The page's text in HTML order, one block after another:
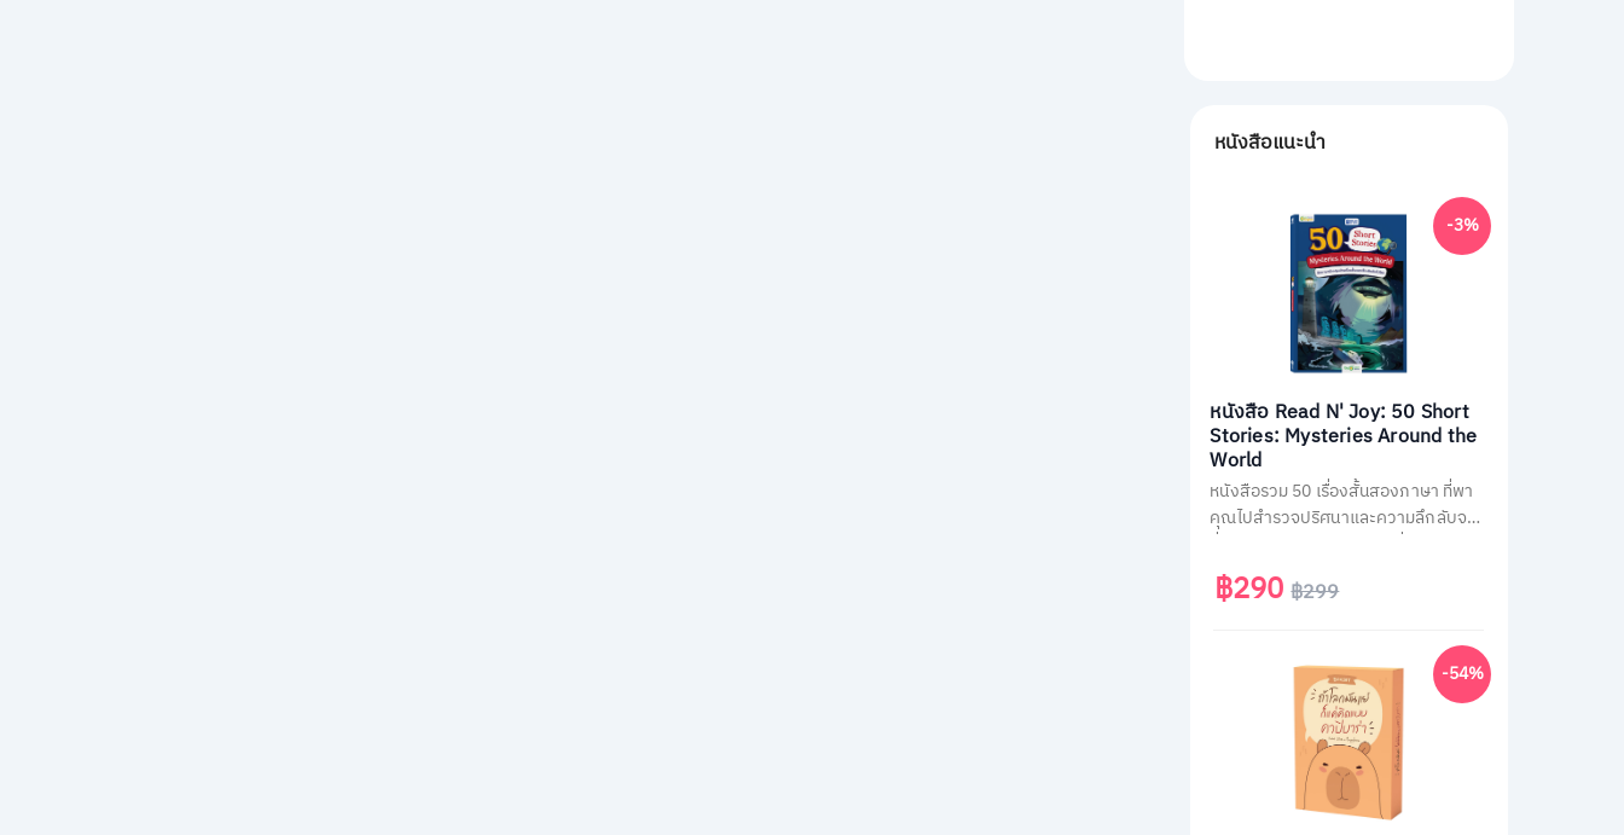
หนังสือแนะนำ
หนังสือ Read N' Joy: 50 Short
Stories: Mysteries Around the
World
หนังสือรวม 50 เรื่องสั้นสองภาษา ที่พา
คุณไปสำรวจปริศนาและความลึกลับจาก
และสามเหลี่ยมเบอร์มิวด้า อ่านง่าย จบใน
หน้าเดียว พร้อม QR Code ฟังเสียง
1,500 คำ ช่วยพัฒนาทักษะอ่าน-ฟัง
ภาษาอังกฤษได้อย่างสนุกสนาน เหมาะ
สำหรับผู้ที่ชอบเรื่องลึกลับและต้องการ
ฝึกภาษาในเวลาเดียวกัน
-3%
฿290฿299
-54%